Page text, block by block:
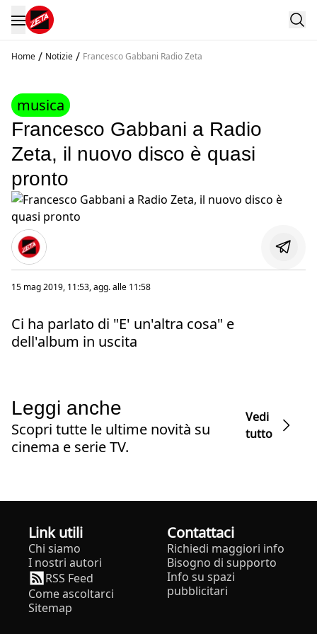
Home / Notizie / Francesco Gabbani Radio Zeta
musica
Francesco Gabbani a Radio
Zeta, il nuovo disco è quasi
pronto
15 mag 2019, 11:53, agg. alle 11:58
Ci ha parlato di "E' un'altra cosa" e
dell'album in uscita
Leggi anche
Scopri tutte le ultime novità su
cinema e serie TV.
Vedi
tutto
Link utili
Chi siamo
I nostri autori
RSS Feed
Come ascoltarci
Sitemap
Contattaci
Richiedi maggiori info
Bisogno di supporto
Info su spazi
pubblicitari